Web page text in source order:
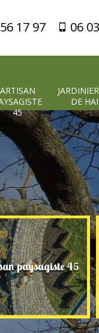
17 97 06
ARTISAN
45
DE
paysagiste 45